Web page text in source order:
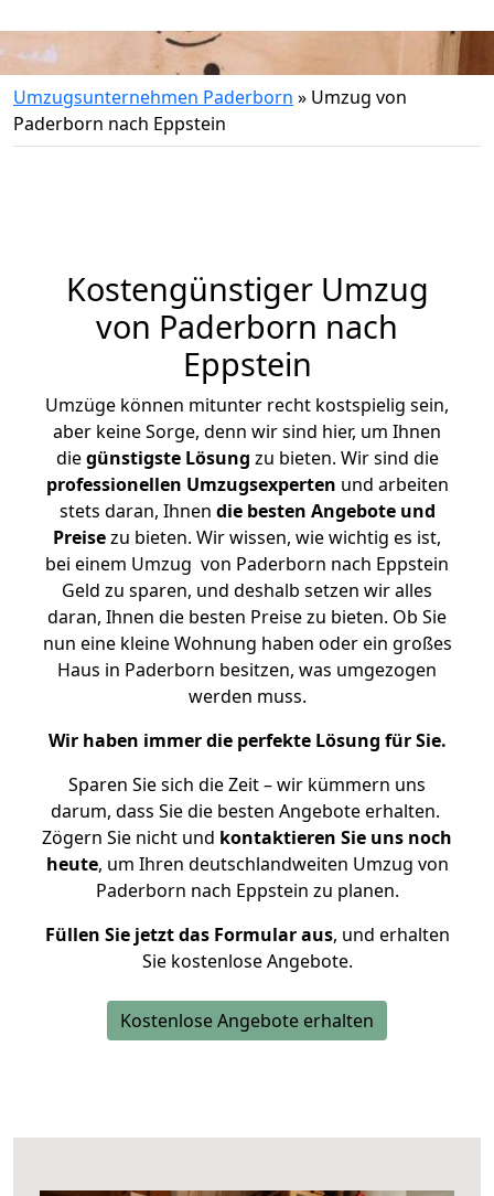
Umzugsunternehmen Paderborn » Umzug von
Paderborn nach Eppstein
Kostengünstiger Umzug
von Paderborn nach
Eppstein
Umzüge können mitunter recht kostspielig sein,
aber keine Sorge, denn wir sind hier, um Ihnen
diegünstigste Lösung zu bieten. Wir sind die
professionellen Umzugsexperten und arbeiten
stets daran, Ihnen die besten Angebote und
Preisezu bieten. Wir wissen, wie wichtig es ist,
bei einem Umzug von Paderborn nach Eppstein
Geld zu sparen, und deshalb setzen wir alles
daran, Ihnen die besten Preise zu bieten. Ob Sie
nun eine kleine Wohnung haben oder ein großes
Haus in Paderborn besitzen, was umgezogen
werden muss.
Wir haben immer die perfekte Lösung für Sie.
Sparen Sie sich die Zeit – wir kümmern uns
darum, dass Sie die besten Angebote erhalten.
Zögern Sie nicht und kontaktieren Sie uns noch
heute, um Ihren deutschlandweiten Umzug von
Paderborn nach Eppstein zu planen.
Füllen Sie jetzt das Formular aus, und erhalten
Sie kostenlose Angebote.
Kostenlose Angebote erhalten